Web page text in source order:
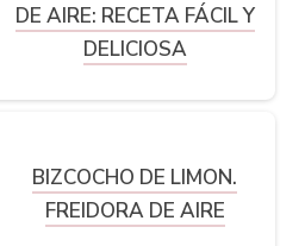
DE AIRE: RECETA FÁCIL Y
DELICIOSA
BIZCOCHO DE LIMON.
FREIDORA DE AIRE